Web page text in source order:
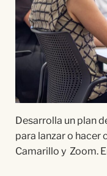
Desarrolla un plan
para lanzar o hacer
Camarillo y Zoom.